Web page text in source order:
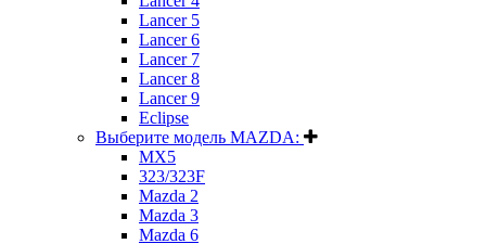
Lancer 5
Lancer 6
Lancer 7
Lancer 8
Lancer 9
Eclipse
Выберите модель MAZDA:
MX5
323/323F
Mazda 2
Mazda 3
Mazda 6